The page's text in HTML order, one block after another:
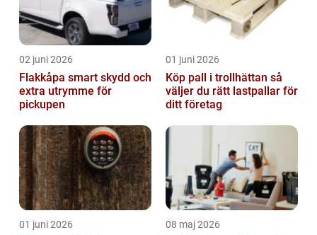
02 juni 2026
Flakkåpa smart skydd och
extra utrymme för
pickupen
01 juni 2026
Köp pall i trollhättan så
väljer du rätt lastpallar för
ditt företag
01 juni 2026 08 maj 2026